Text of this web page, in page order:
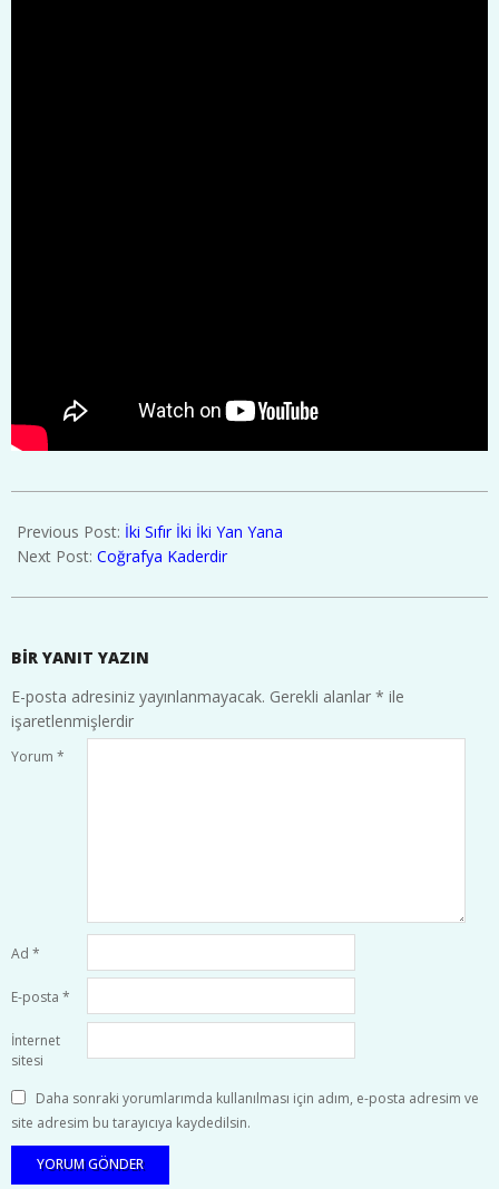
01-
30
Previous Post: İki Sıfır İki İki Yan Yana
Next Post: Coğrafya Kaderdir
BIR YANIT YAZIN
E-posta adresiniz yayınlanmayacak. Gerekli alanlar * ile
işaretlenmişlerdir
Yorum *
Ad *
E-posta *
İnternet
sitesi
Daha sonraki yorumlarımda kullanılması için adım, e-posta adresim ve
site adresim bu tarayıcıya kaydedilsin.